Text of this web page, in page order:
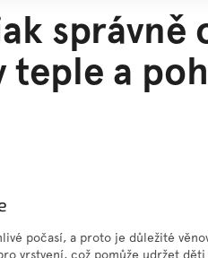
teple a
počasí, a proto je důležité
vrstvení, což pomůže udržet